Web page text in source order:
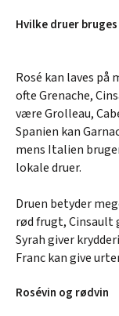
Hvilke druer
Rosé kan laves på
ofte Grenache,
være Grolleau,
Spanien kan
mens Italien
lokale druer.
Druen betyder
rød frugt, Cinsault
Syrah giver
Franc kan give
Rosévin og rødvin